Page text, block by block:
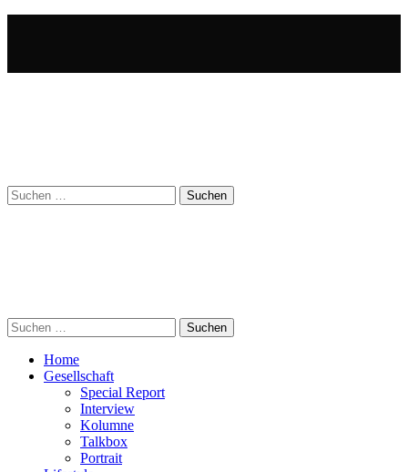
Suchen
nach:
Suchen
nach:
Home
Gesellschaft
Special Report
Interview
Kolumne
Talkbox
Portrait